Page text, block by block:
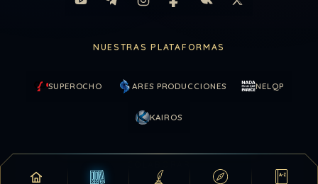
NUESTRAS PLATAFORMAS
SUPEROCHO ARES PRODUCCIONES NELQP
KAIROS